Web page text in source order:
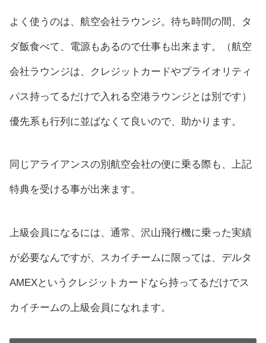
よく使うのは、航空会社ラウンジ。待ち時間の間、タ
ダ飯食べて、電源もあるので仕事も出来ます。（航空
会社ラウンジは、クレジットカードやプライオリティ
パス持ってるだけで入れる空港ラウンジとは別です）
優先系も行列に並ばなくて良いので、助かります。
同じアライアンスの別航空会社の便に乗る際も、上記
特典を受ける事が出来ます。
上級会員になるには、通常、沢山飛行機に乗った実績
が必要なんですが、スカイチームに限っては、デルタ
AMEXというクレジットカードなら持ってるだけでス
カイチームの上級会員になれます。